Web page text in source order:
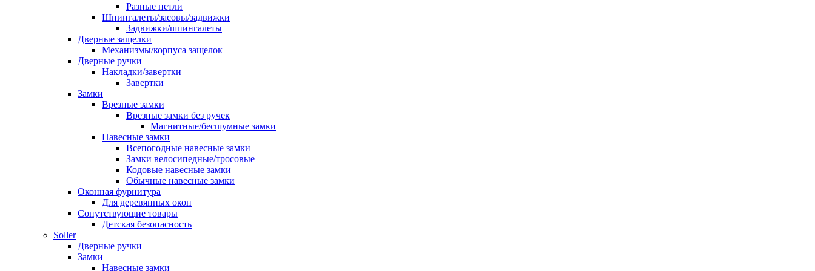
Разные петли
Шпингалеты/засовы/задвижки
Задвижки/шпингалеты
Дверные защелки
Механизмы/корпуса защелок
Дверные ручки
Накладки/завертки
Завертки
Замки
Врезные замки
Врезные замки без ручек
Магнитные/бесшумные замки
Навесные замки
Всепогодные навесные замки
Замки велосипедные/тросовые
Кодовые навесные замки
Обычные навесные замки
Оконная фурнитура
Для деревянных окон
Сопутствующие товары
Детская безопасность
Soller
Дверные ручки
Замки
Навесные замки